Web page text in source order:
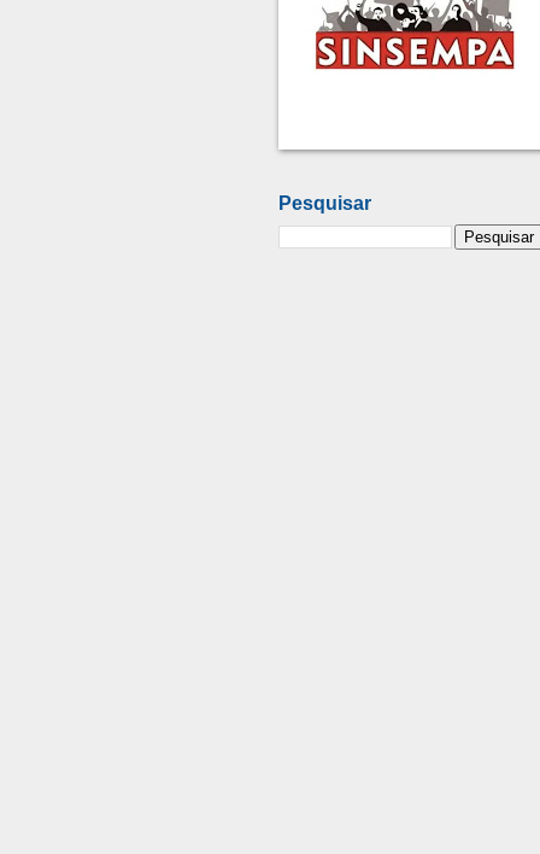
Pesquisar